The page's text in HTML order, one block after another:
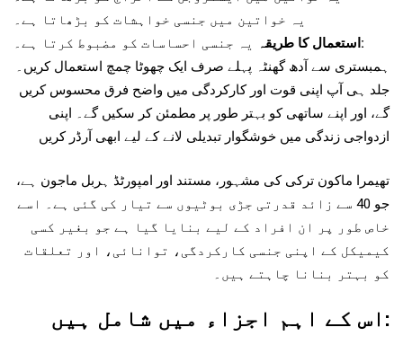
یہ خواتین میں جنسی خواہشات کو بڑھاتا ہے۔
یہ جنسی احساسات کو مضبوط کرتا ہے۔
استعمال کا طریقہ:
ہمبستری سے آدھ گھنٹہ پہلے صرف ایک چھوٹا چمچ استعمال کریں۔
جلد ہی آپ اپنی قوت اور کارکردگی میں واضح فرق محسوس کریں
گے، اور اپنے ساتھی کو بہتر طور پر مطمئن کر سکیں گے۔ اپنی
ازدواجی زندگی میں خوشگوار تبدیلی لانے کے لیے ابھی آرڈر کریں
تھیمرا ماکون ترکی کی مشہور، مستند اور امپورٹڈ ہربل ماجون ہے،
جو 40 سے زائد قدرتی جڑی بوٹیوں سے تیار کی گئی ہے۔ اسے
خاص طور پر ان افراد کے لیے بنایا گیا ہے جو بغیر کسی
کیمیکل کے اپنی جنسی کارکردگی، توانائی، اور تعلقات
کو بہتر بنانا چاہتے ہیں۔
اس کے اہم اجزاء میں شامل ہیں: